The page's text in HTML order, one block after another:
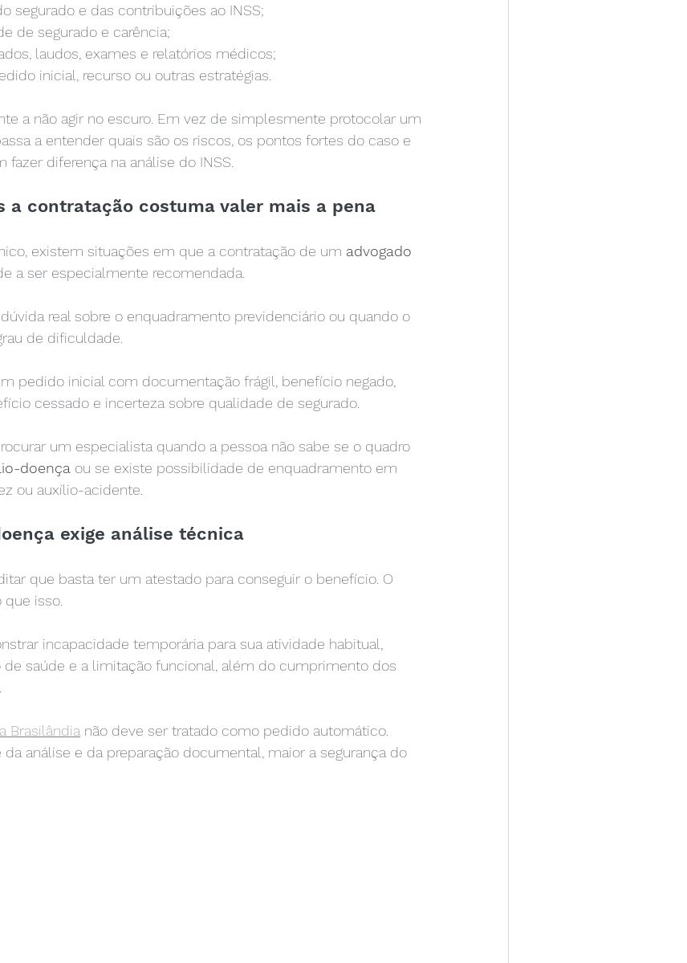
segurado e das contribuições ao INSS;
de segurado e carência;
laudos, exames e relatórios médicos;
inicial, recurso ou outras estratégias.
a não agir no escuro. Em vez de simplesmente protocolar um
a entender quais são os riscos, os pontos fortes do caso e
diferença na análise do INSS.
a contratação costuma valer mais a pena
existem situações em que a contratação de um advogado
a ser especialmente recomendada.
real sobre o enquadramento previdenciário ou quando o
de dificuldade.
pedido inicial com documentação frágil, benefício negado,
cessado e incerteza sobre qualidade de segurado.
um especialista quando a pessoa não sabe se o quadro
doença ou se existe possibilidade de enquadramento em
ou auxílio-acidente.
exige análise técnica
que basta ter um atestado para conseguir o benefício. O
isso.
incapacidade temporária para sua atividade habitual,
de saúde e a limitação funcional, além do cumprimento dos
Brasilândia não deve ser tratado como pedido automático.
análise e da preparação documental, maior a segurança do